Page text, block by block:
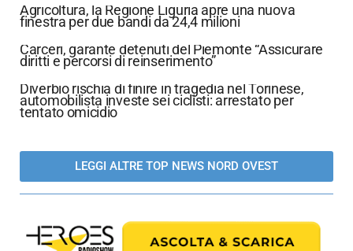
Agricoltura, la Regione Liguria apre una nuova
finestra per due bandi da 24,4 milioni
Carceri, garante detenuti del Piemonte “Assicurare
diritti e percorsi di reinserimento”
Diverbio rischia di finire in tragedia nel Torinese,
automobilista investe sei ciclisti: arrestato per
tentato omicidio
LEGGI ALTRE TOP NEWS NORD OVEST